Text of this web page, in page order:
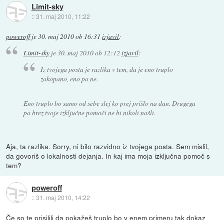
Limit-sky
::31. maj 2010, 11:22
poweroffje30. maj 2010 ob 16:31 izjavil:
Limit-skyje30. maj 2010 ob 12:12 izjavil:
Iz tvojega posta je razlika v tem, da je eno truplo
zakopano, eno pa ne.
Eno truplo bo samo od sebe slej ko prej prišlo na dan. Drugega
pa brez tvoje izključne pomoči ne bi nikoli našli.
Aja, ta razlika. Sorry, ni bilo razvidno iz tvojega posta. Sem mislil,
da govoriš o lokalnosti dejanja. In kaj ima moja izključna pomoč s
tem?
poweroff
::31. maj 2010, 14:22
Če so te prisilili da pokažeš truplo bo v enem primeru tak dokaz